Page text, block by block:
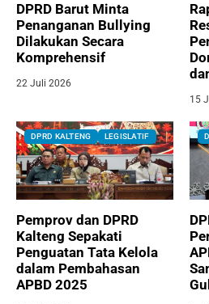
DPRD Barut Minta
Penanganan Bullying
Dilakukan Secara
Komprehensif
22 Juli 2026
15
DPRD KALTENG LEGISLATIF
Pemprov dan DPRD
Kalteng Sepakati
Penguatan Tata Kelola
dalam Pembahasan
APBD 2025